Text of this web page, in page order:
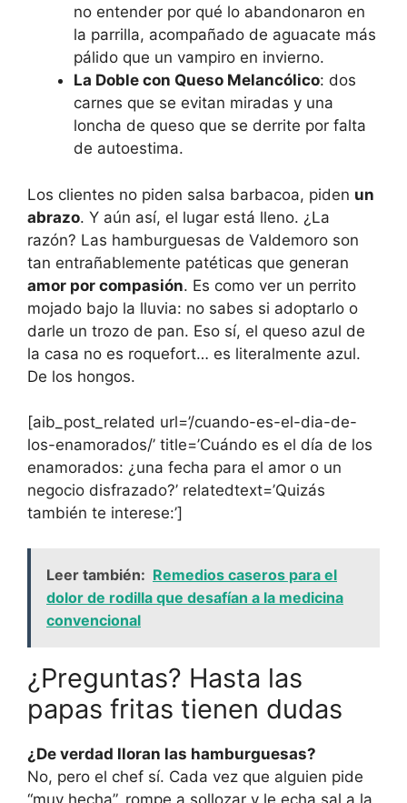
no entender por qué lo abandonaron en
la parrilla, acompañado de aguacate más
pálido que un vampiro en invierno.
La Doble con Queso Melancólico: dos
carnes que se evitan miradas y una
loncha de queso que se derrite por falta
de autoestima.
Los clientes no piden salsa barbacoa, piden un
abrazo. Y aún así, el lugar está lleno. ¿La
razón? Las hamburguesas de Valdemoro son
tan entrañablemente patéticas que generan
amor por compasión. Es como ver un perrito
mojado bajo la lluvia: no sabes si adoptarlo o
darle un trozo de pan. Eso sí, el queso azul de
la casa no es roquefort… es literalmente azul.
De los hongos.
[aib_post_related url=’/cuando-es-el-dia-de-
los-enamorados/’ title=’Cuándo es el día de los
enamorados: ¿una fecha para el amor o un
negocio disfrazado?’ relatedtext=’Quizás
también te interese:’]
Leer también: Remedios caseros para el
dolor de rodilla que desafían a la medicina
convencional
¿Preguntas? Hasta las
papas fritas tienen dudas
¿De verdad lloran las hamburguesas?
No, pero el chef sí. Cada vez que alguien pide
“muy hecha”, rompe a sollozar y le echa sal a la